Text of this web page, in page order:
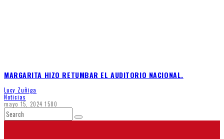
MARGARITA HIZO RETUMBAR EL AUDITORIO NACIONAL.
Lucy Zuñiga
Noticias
mayo 15, 2024 1580